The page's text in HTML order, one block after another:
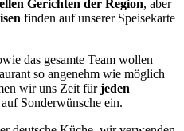
Gerichten der Region, aber
finden auf unserer Speisekarte
das gesamte Team wollen
so angenehm wie möglich
wir uns Zeit fürjeden
Sonderwünsche ein.